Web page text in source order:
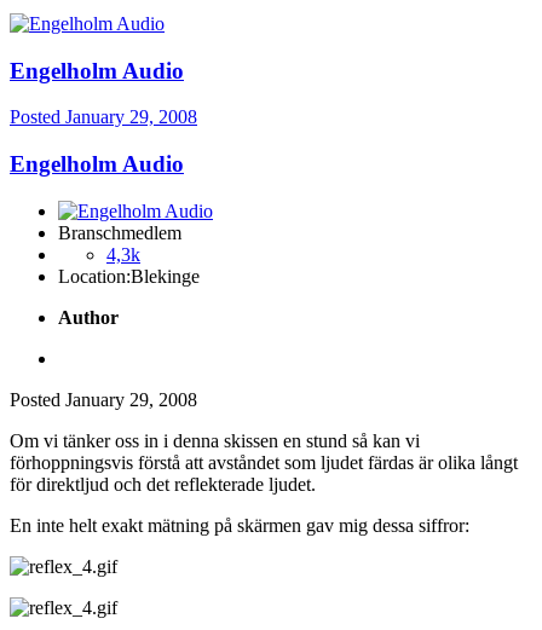
Engelholm Audio
Posted January 29, 2008
Engelholm Audio
Branschmedlem
4,3k
Location:Blekinge
Author
Posted January 29, 2008
Om vi tänker oss in i denna skissen en stund så kan vi
förhoppningsvis förstå att avståndet som ljudet färdas är olika långt
för direktljud och det reflekterade ljudet.
En inte helt exakt mätning på skärmen gav mig dessa siffror: